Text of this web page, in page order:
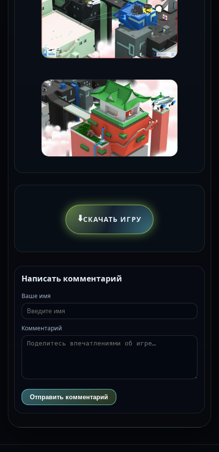
⬇️СКАЧАТЬ ИГРУ
Написать комментарий
Ваше имя
Комментарий
Отправить комментарий